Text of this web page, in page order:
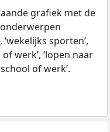
grafiek met de
sporten’,
werk’, ‘lopen naar
of werk’.